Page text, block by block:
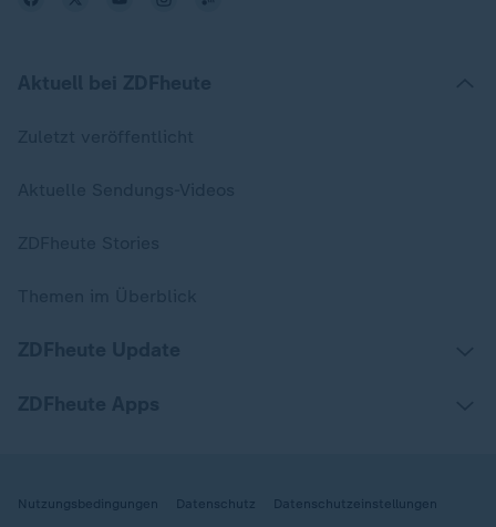
Nutzungsbedingungen Datenschutz Datenschutzeinstellungen